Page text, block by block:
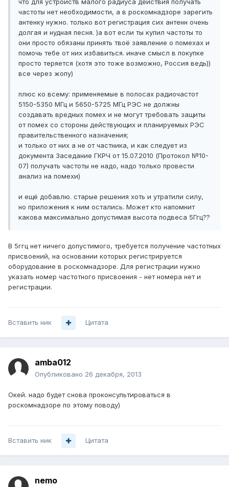
что для устройств малого радиуса действия получать
частоты нет необходимости, а в роскомнадзоре зарегить
антенку нужно. только вот регистрация сих антенн очень
долгая и нудная песня. )а вот если ты купил частоты то
они просто обязаны принять твоё заявление о помехах и
помочь тебе от них избавиться. иначе смысл в покупке
просто теряется (хотя это тоже возможно, Россия ведь))
все через жопу)
плюс ко всему: применяемые в полосах радиочастот
5150-5350 МГц и 5650-5725 МГц РЭС не должны
создавать вредных помех и не могут требовать защиты
от помех со стороны действующих и планируемых РЭС
правительственного назначения;
и только от них а не от частника, и как следует из
документа Заседание ГКРЧ от 15.07.2010 (Протокол №10-
07) получать частоты не надо, надо только провести
анализ на помехи)
и ещё добавлю. старые решения хоть и утратили силу,
но приложения к ним остались. Может кто напомнит
какова максимально допустимая высота подвеса 5Ггц??
В 5ггц нет ничего допустимого, требуется получение частотных
присвоений, на основании которых регистрируется
оборудование в роскомнадзоре. Для регистрации нужно
указать номер частотного присвоения - нет номера нет и
регистрации.
Вставить ник Цитата
amba012
Опубликовано 26 декабря, 2013
Окей. надо будет снова проконсультироваться в
роскомнадзоре по этому поводу)
Вставить ник Цитата
nemo